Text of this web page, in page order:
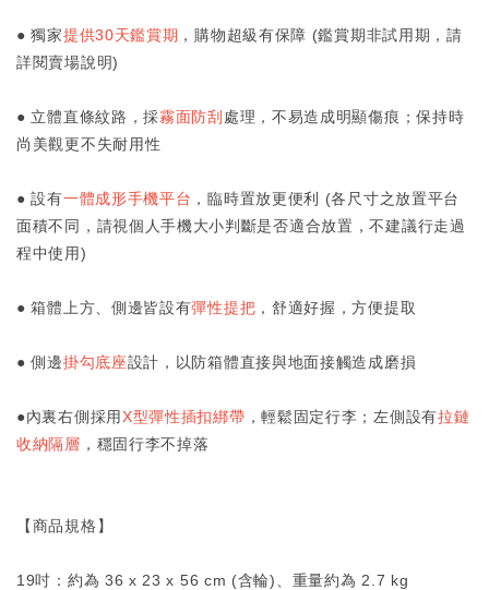
● 獨家提供30天鑑賞期 ，購物超級有保障 (鑑賞期非試用期，請
詳閱賣場說明)
● 立體直條紋路，採霧面防刮 處理，不易造成明顯傷痕；保持時
尚美觀更不失耐用性
● 設有一體成形手機平台 ，臨時置放更便利 (各尺寸之放置平台
面積不同，請視個人手機大小判斷是否適合放置，不建議行走過
程中使用)
● 箱體上方、側邊皆設有彈性提把 ，舒適好握，方便提取
● 側邊掛勾底座設計，以防箱體直接與地面接觸造成磨損
●內裏右側採用 X型彈性插扣綁帶 ，輕鬆固定行李；左側設有拉鏈
收納隔層 ，穩固行李不掉落
【商品規格】
19吋：約為 36 x 23 x 56 cm (含輪)、重量約為 2.7 kg